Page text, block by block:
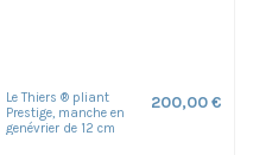
Le Thiers ® pliant
Prestige, manche en
genévrier de 12 cm
200,00 €